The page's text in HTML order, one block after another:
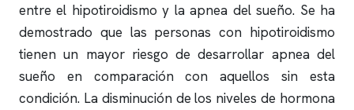
entre el hipotiroidismo y laapnea del sueño. Se ha
demostrado que las personas con hipotiroidismo
tienen un mayor riesgo de desarrollar apnea del
sueño en comparación con aquellos sin esta
condición. La disminución de los niveles de hormona